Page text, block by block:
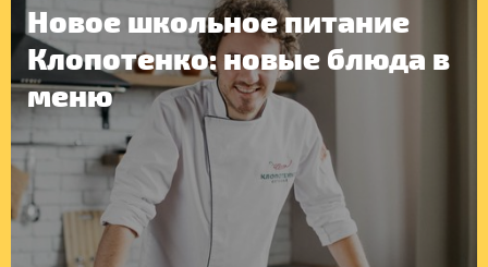
Новое школьное питание
Клопотенко: новые блюда в
меню